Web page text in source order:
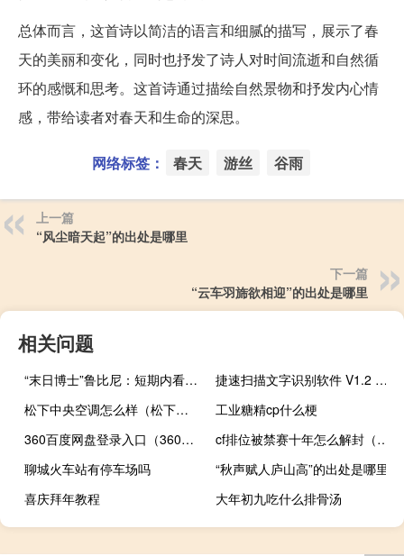
总体而言，这首诗以简洁的语言和细腻的描写，展示了春
天的美丽和变化，同时也抒发了诗人对时间流逝和自然循
环的感慨和思考。这首诗通过描绘自然景物和抒发内心情
感，带给读者对春天和生命的深思。
网络标签： 春天 游丝 谷雨
上一篇
“风尘暗天起”的出处是哪里
下一篇
“云车羽旆欲相迎”的出处是哪里
相关问题
“末日博士”鲁比尼：短期内看好美元美国经济优于欧洲
捷速扫描文字识别软件 V1.2 官方版（捷速扫描文字识别软件 V1.2 官方版功能简介）
松下中央空调怎么样（松下空调怎么样）
工业糖精cp什么梗
360百度网盘登录入口（360网盘和百度网盘哪个好）
cf排位被禁赛十年怎么解封（cf排位永久禁赛怎么办）
聊城火车站有停车场吗
“秋声赋人庐山高”的出处是哪里
喜庆拜年教程
大年初九吃什么排骨汤